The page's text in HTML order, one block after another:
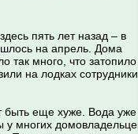
пять лет назад – в
на апрель. Дома
так много, что затопило
на лодках сотрудники
быть еще хуже. Вода уже
у многих